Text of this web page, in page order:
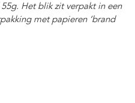
Het blik zit verpakt in een
met papieren ‘brand